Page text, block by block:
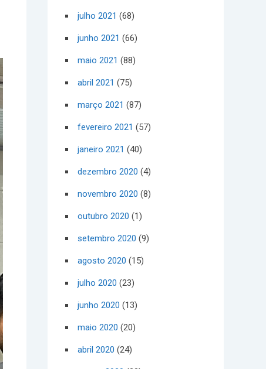
julho 2021 (68)
junho 2021 (66)
maio 2021 (88)
abril 2021 (75)
março 2021 (87)
fevereiro 2021 (57)
janeiro 2021 (40)
dezembro 2020 (4)
novembro 2020 (8)
outubro 2020 (1)
setembro 2020 (9)
agosto 2020 (15)
julho 2020 (23)
junho 2020 (13)
maio 2020 (20)
abril 2020 (24)